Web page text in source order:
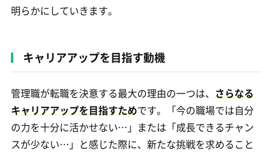
明らかにしていきます。
キャリアアップを目指す動機
管理職が転職を決意する最大の理由の一つは、 さらなる
キャリアアップを目指すためです。「今の職場では自分
の力を十分に活かせない…」または「成長できるチャン
スが少ない…」と感じた際に、新たな挑戦を求めること